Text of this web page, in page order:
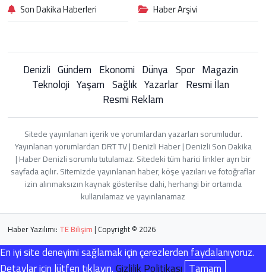
Son Dakika Haberleri
Haber Arşivi
Denizli Gündem Ekonomi Dünya Spor Magazin
Teknoloji Yaşam Sağlık Yazarlar Resmi İlan
Resmi Reklam
Sitede yayınlanan içerik ve yorumlardan yazarları sorumludur.
Yayınlanan yorumlardan DRT TV | Denizli Haber | Denizli Son Dakika
| Haber Denizli sorumlu tutulamaz. Sitedeki tüm harici linkler ayrı bir
sayfada açılır. Sitemizde yayınlanan haber, köşe yazıları ve fotoğraflar
izin alınmaksızın kaynak gösterilse dahi, herhangi bir ortamda
kullanılamaz ve yayınlanamaz
Haber Yazılımı: TE Bilişim| Copyright © 2026
En iyi site deneyimi sağlamak için çerezlerden faydalanıyoruz.